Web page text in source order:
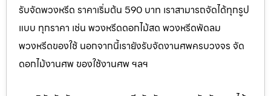
รับจัดพวงหรีด ราคาเริ่มต้น 590 บาท เราสามารถจัดได้ทุกรูป
แบบ ทุกราคา เช่น พวงหรีดดอกไม้สด พวงหรีดพัดลม
พวงหรีดของใช้ นอกจากนี้เรายังรับจัดงานศพครบวงจร จัด
ดอกไม้งานศพ ของใช้งานศพ ฯลฯ